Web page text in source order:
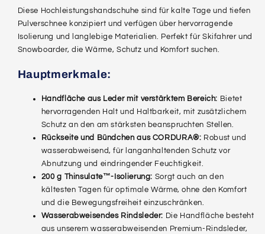
Diese Hochleistungshandschuhe sind für kalte Tage und tiefen
Pulverschnee konzipiert und verfügen über hervorragende
Isolierung und langlebige Materialien. Perfekt für Skifahrer und
Snowboarder, die Wärme, Schutz und Komfort suchen.
Hauptmerkmale:
Handfläche aus Leder mit verstärktem Bereich: Bietet
hervorragenden Halt und Haltbarkeit, mit zusätzlichem
Schutz an den am stärksten beanspruchten Stellen.
Rückseite und Bündchen aus CORDURA®: Robust und
wasserabweisend, für langanhaltenden Schutz vor
Abnutzung und eindringender Feuchtigkeit.
200 g Thinsulate™-Isolierung: Sorgt auch an den
kältesten Tagen für optimale Wärme, ohne den Komfort
und die Bewegungsfreiheit einzuschränken.
Wasserabweisendes Rindsleder: Die Handfläche besteht
aus unserem wasserabweisenden Premium-Rindsleder,